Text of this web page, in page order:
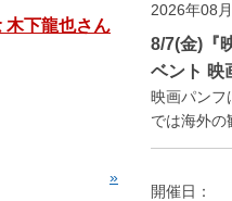
木下龍也さん
»
2026年08
8/7(金)『
ベント 映
映画パンフ
では海外の
開催日：